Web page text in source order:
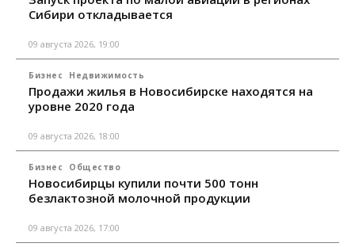
Сибири откладывается
09 августа 2026, 19:00
Бизнес Недвижимость
Продажи жилья в Новосибирске находятся на
уровне 2020 года
09 августа 2026, 18:00
Бизнес Общество
Новосибирцы купили почти 500 тонн
безлактозной молочной продукции
09 августа 2026, 17:00